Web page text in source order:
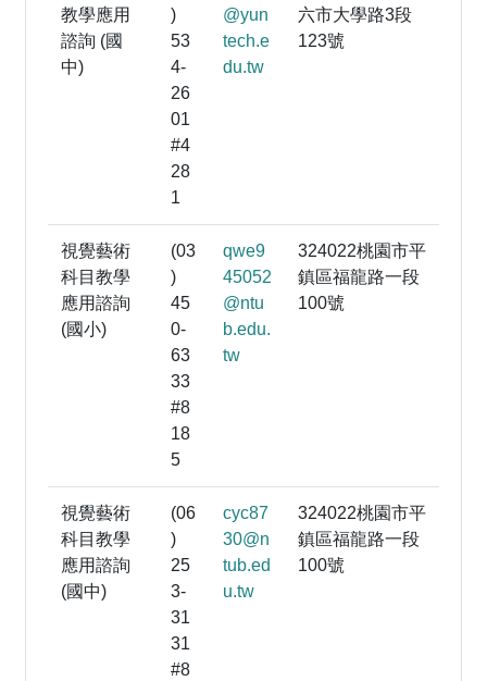
教學應用
諮詢 (國
中)
)
53
4-
26
01
#4
28
1
@yun
tech.e
du.tw
六市大學路3段
123號
視覺藝術
科目教學
應用諮詢
(國小)
(03
)
45
0-
63
33
#8
18
5
qwe9
45052
@ntu
b.edu.
tw
324022桃園市平
鎮區福龍路一段
100號
視覺藝術
科目教學
應用諮詢
(國中)
(06
)
25
3-
31
31
#8
cyc87
30@n
tub.ed
u.tw
324022桃園市平
鎮區福龍路一段
100號